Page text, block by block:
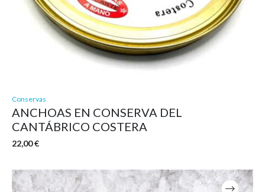
Conservas
ANCHOAS EN CONSERVA DEL
CANTÁBRICO COSTERA
22,00€
Este
producto